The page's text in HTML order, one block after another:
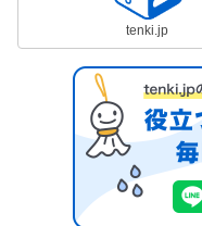
tenki.jp